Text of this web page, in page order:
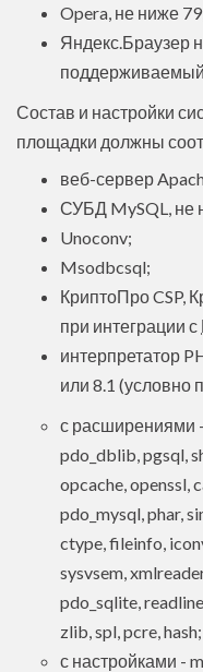
Opera, не ниже
Яндекс.Браузер
Состав и настройки
площадки должны
веб-сервер
СУБД MySQL, не
Unoconv;
Msodbcsql;
КриптоПро CSP,
при интеграции с
интерпретатор
или 8.1 (условно
с расширениями -
pdo_dblib, pgsql,
opcache, openssl,
pdo_mysql, phar,
ctype, fileinfo,
sysvsem,
pdo_sqlite,
zlib, spl, pcre, hash;
с настройками -